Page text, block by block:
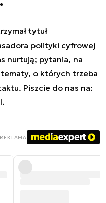
tytuł
polityki cyfrowej
nurtują; pytania, na
o których trzeba
Piszcie do nas na:
.
REKLAMA